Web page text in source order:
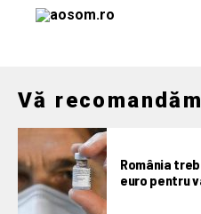
Vă recomandăm
România
euro pentru